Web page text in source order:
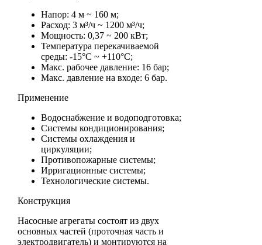
Напор: 4 м ~ 160 м;
Расход: 3 м³/ч ~ 1200 м³/ч;
Мощность: 0,37 ~ 200 кВт;
Температура перекачиваемой
среды: -15°С ~ +110°С;
Макс. рабочее давление: 16 бар;
Макс. давление на входе: 6 бар.
Применение
Водоснабжение и водоподготовка;
Системы кондиционирования;
Системы охлаждения и
циркуляции;
Противопожарные системы;
Ирригационные системы;
Технологические системы.
Конструкция
Насосные агрегаты состоят из двух
основных частей (проточная часть и
электродвигатель) и монтируются на